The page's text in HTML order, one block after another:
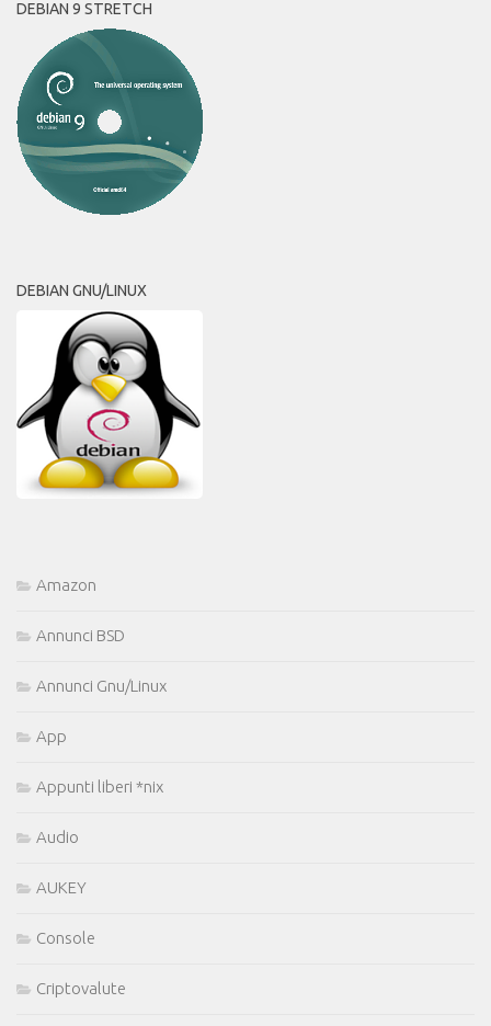
DEBIAN 9 STRETCH
DEBIAN GNU/LINUX
Amazon
Annunci BSD
Annunci Gnu/Linux
App
Appunti liberi *nix
Audio
AUKEY
Console
Criptovalute